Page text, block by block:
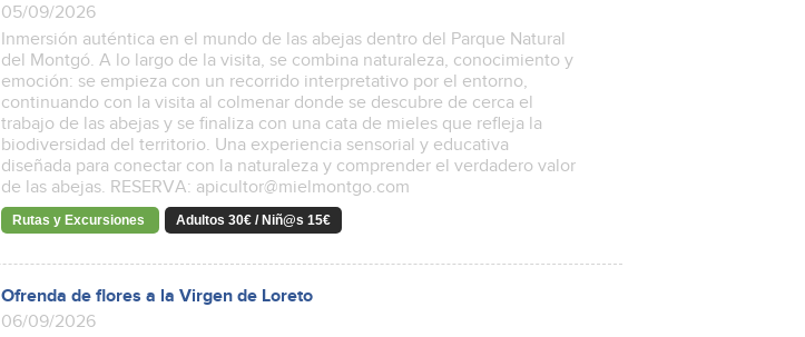
05/09/2026
Inmersión auténtica en el mundo de las abejas dentro del Parque Natural
del Montgó. A lo largo de la visita, se combina naturaleza, conocimiento y
emoción: se empieza con un recorrido interpretativo por el entorno,
continuando con la visita al colmenar donde se descubre de cerca el
trabajo de las abejas y se finaliza con una cata de mieles que refleja la
biodiversidad del territorio. Una experiencia sensorial y educativa
diseñada para conectar con la naturaleza y comprender el verdadero valor
de las abejas. RESERVA: apicultor@mielmontgo.com
Rutas y Excursiones Adultos 30€ / Niñ@s 15€
Ofrenda de flores a la Virgen de Loreto
06/09/2026